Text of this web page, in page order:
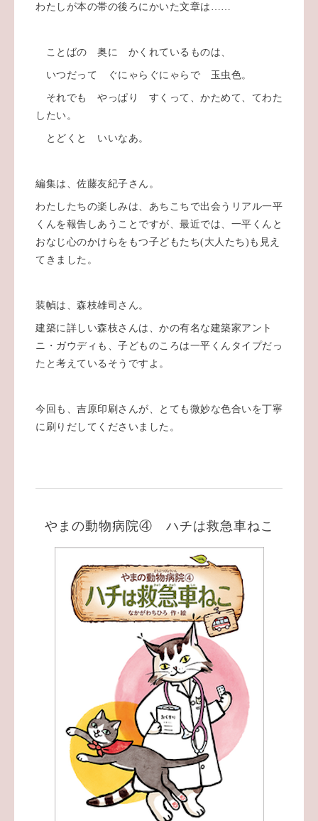
わたしが本の帯の後ろにかいた文章は……
ことばの 奥に かくれているものは、
いつだって ぐにゃらぐにゃらで 玉虫色。
それでも やっぱり すくって、かためて、てわた
したい。
とどくと いいなあ。
編集は、佐藤友紀子さん。
わたしたちの楽しみは、あちこちで出会うリアル一平
くんを報告しあうことですが、最近では、一平くんと
おなじ心のかけらをもつ子どもたち(大人たち)も見え
てきました。
装幀は、森枝雄司さん。
建築に詳しい森枝さんは、かの有名な建築家アント
ニ・ガウディも、子どものころは一平くんタイプだっ
たと考えているそうですよ。
今回も、吉原印刷さんが、とても微妙な色合いを丁寧
に刷りだしてくださいました。
やまの動物病院④ ハチは救急車ねこ